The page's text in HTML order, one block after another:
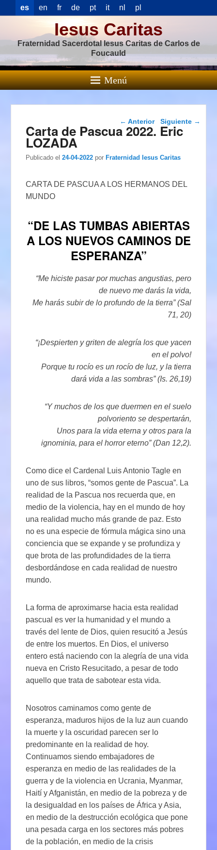
es en fr de pt it nl pl
Iesus Caritas
Fraternidad Sacerdotal Iesus Caritas de Carlos de
Foucauld
Menú
Navegación de
entradas
← Anterior Siguiente →
Carta de Pascua 2022. Eric
LOZADA
Publicado el 24-04-2022 porFraternidad Iesus Caritas
CARTA DE PASCUA A LOS HERMANOS DEL
MUNDO
“DE LAS TUMBAS ABIERTAS
A LOS NUEVOS CAMINOS DE
ESPERANZA”
“Me hiciste pasar por muchas angustias, pero
de nuevo me darás la vida,
Me harás subir de lo profundo de la tierra” (Sal
71, 20)
“¡Despierten y griten de alegría los que yacen
en el polvo!
Porque tu rocío es un rocío de luz, y la tierra
dará vida a las sombras” (Is. 26,19)
“Y muchos de los que duermen en el suelo
polvoriento se despertarán,
Unos para la vida eterna y otros para la
ignominia, para el horror eterno” (Dan 12,2).
Como dice el Cardenal Luis Antonio Tagle en
uno de sus libros, “somos gente de Pascua”. La
realidad de la Pascua nos recuerda que, en
medio de la violencia, hay en el mundo de hoy
una realidad mucho más grande de paz. Esto
no es una especie de fórmula mágica sino una
conciencia que se expande y se profundiza y
que brota de las profundidades de la tierra
desbordándose en cada realidad de nuestro
mundo.
La forma de aproximarse hacia esta realidad
pascual es ver la humanidad y el mundo a
través del lente de Dios, quien resucitó a Jesús
de entre los muertos. En Dios, el universo
entero está naciendo con la alegría de una vida
nueva en Cristo Resucitado, a pesar de todo
aquello que trata de sabotear esta vida.
Nosotros caminamos como gente de
esperanza, maduros hijos de la luz aun cuando
la muerte y la oscuridad parecen ser lo
predominante en la realidad de hoy.
Continuamos siendo embajadores de
esperanza en medio de las realidades de la
guerra y de la violencia en Ucrania, Myanmar,
Haití y Afganistán, en medio de la pobreza y de
la desigualdad en los países de África y Asia,
en medio de la destrucción ecológica que pone
una pesada carga en los sectores más pobres
de la población, en medio de la crisis